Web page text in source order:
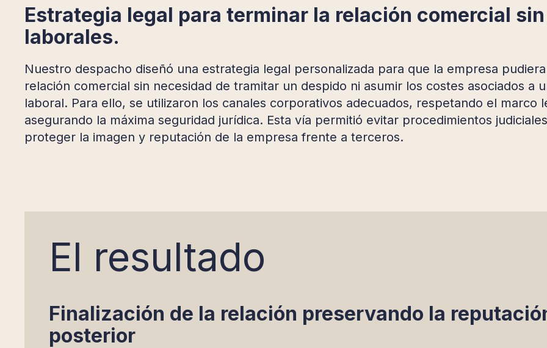
Estrategia legal para terminar la relación comercial
laborales.
Nuestro despacho diseñó una estrategia legal personalizada para que la empresa
relación comercial sin necesidad de tramitar un despido ni asumir los costes asociados a
laboral. Para ello, se utilizaron los canales corporativos adecuados, respetando el marco
asegurando la máxima seguridad jurídica. Esta vía permitió evitar procedimientos
proteger la imagen y reputación de la empresa frente a terceros.
El resultado
Finalización de la relación preservando la
posterior